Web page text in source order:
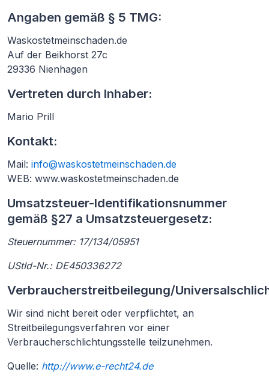
Angaben gemäß § 5 TMG:
Waskostetmeinschaden.de
Auf der Beikhorst 27c
29336 Nienhagen
Vertreten durch Inhaber:
Mario Prill
Kontakt:
Mail: info@waskostetmeinschaden.de
WEB: www.waskostetmeinschaden.de
Umsatzsteuer-Identifikationsnummer
gemäß §27 a Umsatzsteuergesetz:
Steuernummer: 17/134/05951
UStId-Nr.: DE450336272
Verbraucherstreitbeilegung/
Wir sind nicht bereit oder verpflichtet, an
Streitbeilegungsverfahren vor einer
Verbraucherschlichtungsstelle teilzunehmen.
Quelle: http://www.e-recht24.de